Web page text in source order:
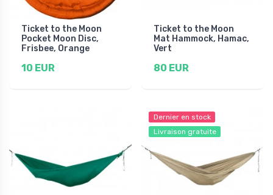
Ticket to the Moon
Pocket Moon Disc,
Frisbee, Orange
10 EUR
Ticket to the Moon
Mat Hammock, Hamac,
Vert
80 EUR
Dernier en stock
Livraison gratuite